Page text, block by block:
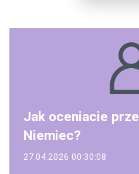
Jak oceniacie
Niemiec?
27.04.2026 00:30:08